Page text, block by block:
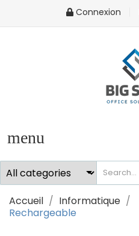
Connexion
menu
Accueil Informatique
Rechargeable
You need to be logged in